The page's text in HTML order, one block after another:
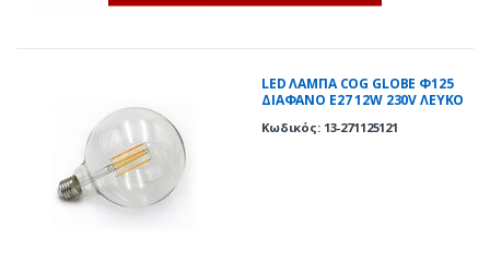
LED ΛΑΜΠΑ COG GLOBE Φ125
ΔΙΑΦΑΝΟ Ε27 12W 230V ΛΕΥΚΟ
Κωδικός: 13-271125121